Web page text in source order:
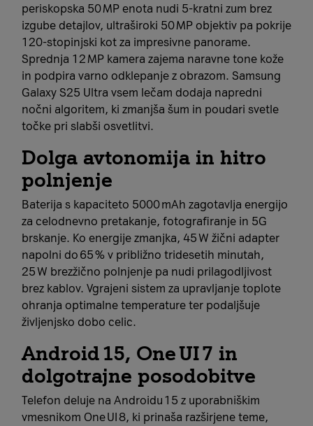
periskopska 50 MP enota nudi 5‑kratni zum brez
izgube detajlov, ultraširoki 50 MP objektiv pa pokrije
120‑stopinjski kot za impresivne panorame.
Sprednja 12 MP kamera zajema naravne tone kože
in podpira varno odklepanje z obrazom. Samsung
Galaxy S25 Ultra vsem lečam dodaja napredni
nočni algoritem, ki zmanjša šum in poudari svetle
točke pri slabši osvetlitvi.
Dolga avtonomija in hitro
polnjenje
Baterija s kapaciteto 5000 mAh zagotavlja energijo
za celodnevno pretakanje, fotografiranje in 5G
brskanje. Ko energije zmanjka, 45 W žični adapter
napolni do 65 % v približno tridesetih minutah,
25 W brezžično polnjenje pa nudi prilagodljivost
brez kablov. Vgrajeni sistem za upravljanje toplote
ohranja optimalne temperature ter podaljšuje
življenjsko dobo celic.
Android 15, One UI 7 in
dolgotrajne posodobitve
Telefon deluje na Androidu 15 z uporabniškim
vmesnikom One UI 8, ki prinaša razširjene teme,